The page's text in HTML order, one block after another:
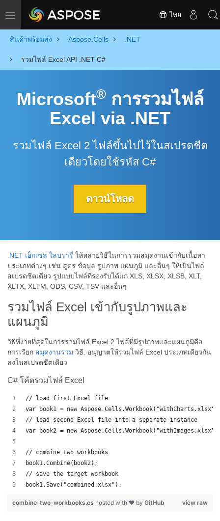
Toggle navigation ไทย
สินค้าพร้อมส่ง Aspose.Cells .NET
รวมไฟล์ Excel API .NET C#
Microsoft®การรวมไฟล์
Excel via .NET
รวมไฟล์ Excel 2 ไฟล์ขึ้นไปไว้ในสเปรดชีต
เดียวโดยใช้รหัส C#
ดาวน์โหลด
.NET เอ็กเซล ไลบรารี่ ให้หลายวิธีในการรวมสมุดงานเข้ากับเนื้อหา
ประเภทต่างๆ เช่น สูตร ข้อมูล รูปภาพ แผนภูมิ และอื่นๆ ให้เป็นไฟล์
สเปรดชีตเดียว รูปแบบไฟล์ที่รองรับได้แก่ XLS, XLSX, XLSB, XLT,
XLTX, XLTM, ODS, CSV, TSV และอื่นๆ
รวมไฟล์ Excel เข้ากับรูปภาพและ
แผนภูมิ
วิธีที่ง่ายที่สุดในการรวมไฟล์ Excel 2 ไฟล์ที่มีรูปภาพและแผนภูมิคือ
การเรียก สมุดงานรวม วิธี. อนุญาตให้รวมไฟล์ Excel ประเภทเดียวกัน
ลงในสเปรดชีตเดียว
C# โค้ดรวมไฟล์ Excel
// load first Excel file
var book1 = new
// load second Excel file into a separate instance
var book2 = new
// combine two workbooks
book1.Combine(book2);
// save the target workbook
book1.Save("combined.xlsx");
view raw
combine-two-workbooks.cs hosted with ❤ by GitHub